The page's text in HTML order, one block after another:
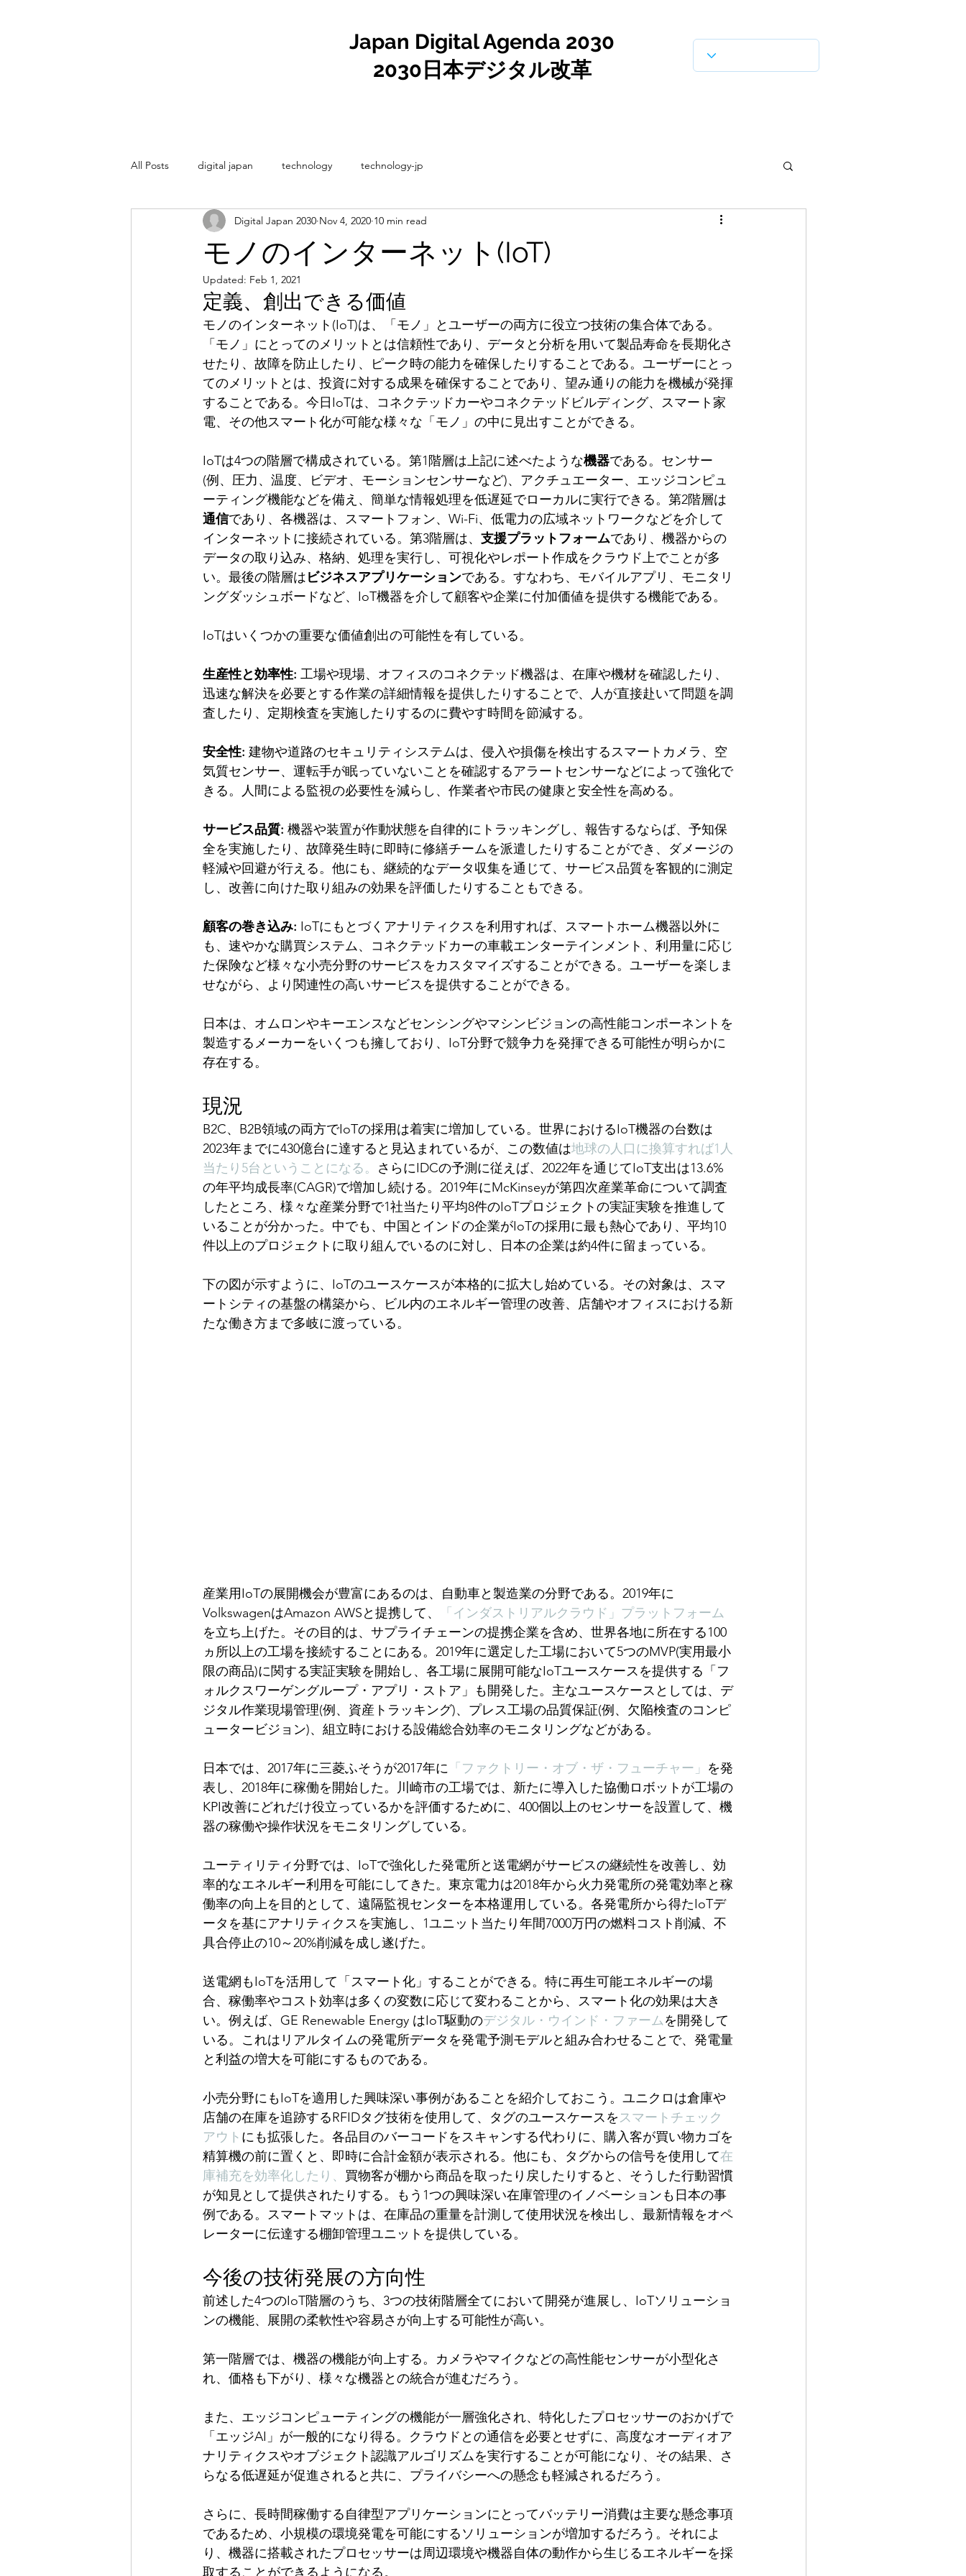
Japan Digital Agenda 2030
2030日本デジタル改革
All Posts digital japan technology technology-jp
モノのインターネット(IoT)
Digital Japan 2030 Nov 4, 2020 10 min read
Updated: Feb 1, 2021
定義、創出できる価値
モノのインターネット(IoT)は、「モノ」とユーザーの両方に役立つ技術の集合体である。
「モノ」にとってのメリットとは信頼性であり、データと分析を用いて製品寿命を長期化さ
せたり、故障を防止したり、ピーク時の能力を確保したりすることである。ユーザーにとっ
てのメリットとは、投資に対する成果を確保することであり、望み通りの能力を機械が発揮
することである。今日IoTは、コネクテッドカーやコネクテッドビルディング、スマート家
電、その他スマート化が可能な様々な「モノ」の中に見出すことができる。
IoTは4つの階層で構成されている。第1階層は上記に述べたような機器である。センサー
(例、圧力、温度、ビデオ、モーションセンサーなど)、アクチュエーター、エッジコンピュ
ーティング機能などを備え、簡単な情報処理を低遅延でローカルに実行できる。第2階層は
通信であり、各機器は、スマートフォン、Wi-Fi、低電力の広域ネットワークなどを介して
インターネットに接続されている。第3階層は、 支援プラットフォームであり、機器からの
データの取り込み、格納、処理を実行し、可視化やレポート作成をクラウド上でことが多
い。最後の階層はビジネスアプリケーションである。すなわち、モバイルアプリ、モニタリ
ングダッシュボードなど、IoT機器を介して顧客や企業に付加価値を提供する機能である。
IoTはいくつかの重要な価値創出の可能性を有している。
生産性と効率性: 工場や現場、オフィスのコネクテッド機器は、在庫や機材を確認したり、
迅速な解決を必要とする作業の詳細情報を提供したりすることで、人が直接赴いて問題を調
査したり、定期検査を実施したりするのに費やす時間を節減する。
安全性: 建物や道路のセキュリティシステムは、侵入や損傷を検出するスマートカメラ、空
気質センサー、運転手が眠っていないことを確認するアラートセンサーなどによって強化で
きる。人間による監視の必要性を減らし、作業者や市民の健康と安全性を高める。
サービス品質: 機器や装置が作動状態を自律的にトラッキングし、報告するならば、予知保
全を実施したり、故障発生時に即時に修繕チームを派遣したりすることができ、ダメージの
軽減や回避が行える。他にも、継続的なデータ収集を通じて、サービス品質を客観的に測定
し、改善に向けた取り組みの効果を評価したりすることもできる。
顧客の巻き込み: IoTにもとづくアナリティクスを利用すれば、スマートホーム機器以外に
も、速やかな購買システム、コネクテッドカーの車載エンターテインメント、利用量に応じ
た保険など様々な小売分野のサービスをカスタマイズすることができる。ユーザーを楽しま
せながら、より関連性の高いサービスを提供することができる。
日本は、オムロンやキーエンスなどセンシングやマシンビジョンの高性能コンポーネントを
製造するメーカーをいくつも擁しており、IoT分野で競争力を発揮できる可能性が明らかに
存在する。
現況
B2C、B2B領域の両方でIoTの採用は着実に増加している。世界におけるIoT機器の台数は
2023年までに430億台に達すると見込まれているが、この数値は地球の人口に換算すれば1人
当たり5台ということになる。 さらにIDCの予測に従えば、2022年を通じてIoT支出は13.6%
の年平均成長率(CAGR)で増加し続ける。2019年にMcKinseyが第四次産業革命について調査
したところ、様々な産業分野で1社当たり平均8件のIoTプロジェクトの実証実験を推進して
いることが分かった。中でも、中国とインドの企業がIoTの採用に最も熱心であり、平均10
件以上のプロジェクトに取り組んでいるのに対し、日本の企業は約4件に留まっている。
下の図が示すように、IoTのユースケースが本格的に拡大し始めている。その対象は、スマ
ートシティの基盤の構築から、ビル内のエネルギー管理の改善、店舗やオフィスにおける新
たな働き方まで多岐に渡っている。
産業用IoTの展開機会が豊富にあるのは、自動車と製造業の分野である。2019年に
VolkswagenはAmazon AWSと提携して、
「インダストリアルクラウド」プラットフォーム
を立ち上げた。その目的は、サプライチェーンの提携企業を含め、世界各地に所在する100
ヵ所以上の工場を接続することにある。2019年に選定した工場において5つのMVP(実用最小
限の商品)に関する実証実験を開始し、各工場に展開可能なIoTユースケースを提供する「フ
ォルクスワーゲングループ・アプリ・ストア」も開発した。主なユースケースとしては、デ
ジタル作業現場管理(例、資産トラッキング)、プレス工場の品質保証(例、欠陥検査のコンピ
ュータービジョン)、組立時における設備総合効率のモニタリングなどがある。
日本では、2017年に三菱ふそうが2017年に 「ファクトリー・オブ・ザ・フューチャー」 を発
表し、2018年に稼働を開始した。川崎市の工場では、新たに導入した協働ロボットが工場の
KPI改善にどれだけ役立っているかを評価するために、400個以上のセンサーを設置して、機
器の稼働や操作状況をモニタリングしている。
ユーティリティ分野では、IoTで強化した発電所と送電網がサービスの継続性を改善し、効
率的なエネルギー利用を可能にしてきた。東京電力は2018年から火力発電所の発電効率と稼
働率の向上を目的として、遠隔監視センターを本格運用している。各発電所から得たIoTデ
ータを基にアナリティクスを実施し、1ユニット当たり年間7000万円の燃料コスト削減、不
具合停止の10～20%削減を成し遂げた。
送電網もIoTを活用して「スマート化」することができる。特に再生可能エネルギーの場
合、稼働率やコスト効率は多くの変数に応じて変わることから、スマート化の効果は大き
い。例えば、GE Renewable Energy はIoT駆動のデジタル・ウインド・ファームを開発して
いる。これはリアルタイムの発電所データを発電予測モデルと組み合わせることで、発電量
と利益の増大を可能にするものである。
小売分野にもIoTを適用した興味深い事例があることを紹介しておこう。ユニクロは倉庫や
店舗の在庫を追跡するRFIDタグ技術を使用して、タグのユースケースをスマートチェック
アウト にも拡張した。各品目のバーコードをスキャンする代わりに、購入客が買い物カゴを
精算機の前に置くと、即時に合計金額が表示される。他にも、タグからの信号を使用して在
庫補充を効率化したり、 買物客が棚から商品を取ったり戻したりすると、そうした行動習慣
が知見として提供されたりする。もう1つの興味深い在庫管理のイノベーションも日本の事
例である。スマートマットは、在庫品の重量を計測して使用状況を検出し、最新情報をオペ
レーターに伝達する棚卸管理ユニットを提供している。
今後の技術発展の方向性
前述した4つのIoT階層のうち、3つの技術階層全てにおいて開発が進展し、IoTソリューショ
ンの機能、展開の柔軟性や容易さが向上する可能性が高い。
第一階層では、機器の機能が向上する。カメラやマイクなどの高性能センサーが小型化さ
れ、価格も下がり、様々な機器との統合が進むだろう。
また、エッジコンピューティングの機能が一層強化され、特化したプロセッサーのおかげで
「エッジAI」が一般的になり得る。クラウドとの通信を必要とせずに、高度なオーディオア
ナリティクスやオブジェクト認識アルゴリズムを実行することが可能になり、その結果、さ
らなる低遅延が促進されると共に、プライバシーへの懸念も軽減されるだろう。
さらに、長時間稼働する自律型アプリケーションにとってバッテリー消費は主要な懸念事項
であるため、小規模の環境発電を可能にするソリューションが増加するだろう。それによ
り、機器に搭載されたプロセッサーは周辺環境や機器自体の動作から生じるエネルギーを採
取することができるようになる。